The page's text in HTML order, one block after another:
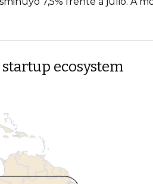
ecosystem